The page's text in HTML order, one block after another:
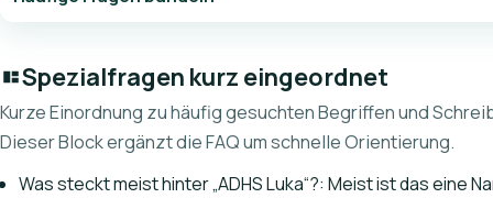
Spezialfragen kurz eingeordnet
Kurze Einordnung zu häufig gesuchten Begriffen und
Dieser Block ergänzt die FAQ um schnelle Orientierung.
Was steckt meist hinter „ADHS Luka“?: Meist ist das eine